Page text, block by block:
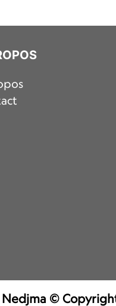
Nedjma ©